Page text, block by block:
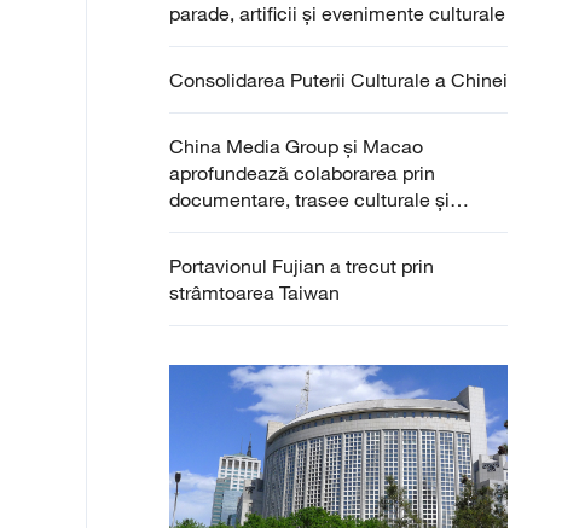
parade, artificii și evenimente culturale
Consolidarea Puterii Culturale a Chinei
China Media Group și Macao
aprofundează colaborarea prin
documentare, trasee culturale și
evenimente sportive
Portavionul Fujian a trecut prin
strâmtoarea Taiwan